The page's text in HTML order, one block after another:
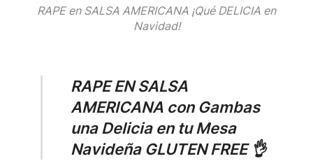
RAPE en SALSA AMERICANA ¡Qué DELICIA en
Navidad!
RAPE EN SALSA
AMERICANA con Gambas
una Delicia en tu Mesa
Navideña GLUTEN FREE 👌